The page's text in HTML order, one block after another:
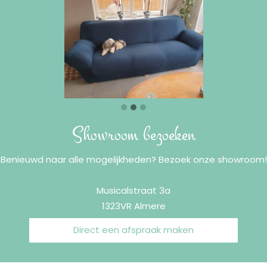
Showroom bezoeken
Benieuwd naar alle mogelijkheden? Bezoek onze showroom!
Musicalstraat 3a
1323VR Almere
Direct een afspraak maken